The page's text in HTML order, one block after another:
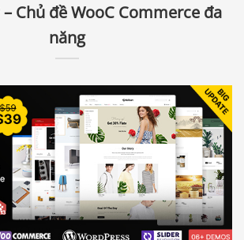
Chủ đề WooC Commerce đa
năng